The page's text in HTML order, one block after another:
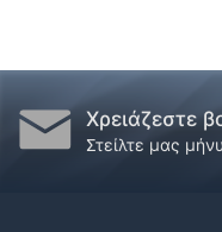
Χρειάζεστε
Στείλτε μας